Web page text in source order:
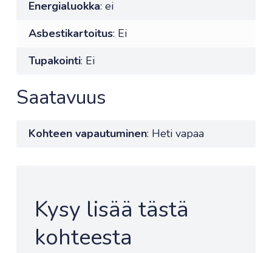
Energialuokka: ei
Asbestikartoitus: Ei
Tupakointi: Ei
Saatavuus
Kohteen vapautuminen: Heti vapaa
Kysy lisää tästä
kohteesta